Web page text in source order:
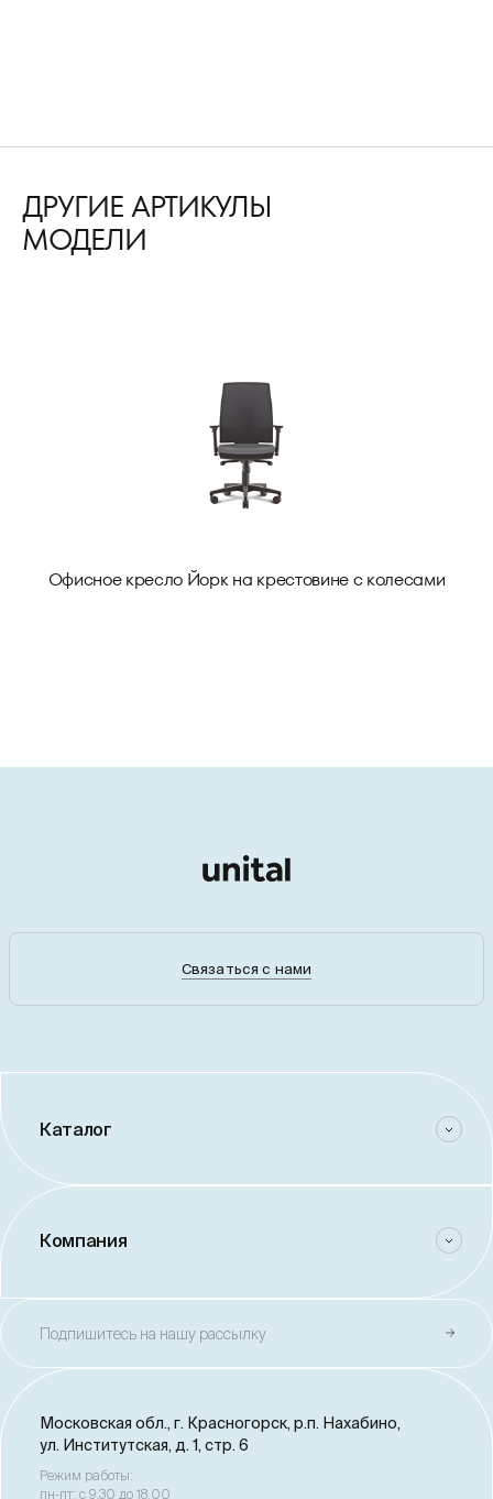
ДРУГИЕ АРТИКУЛЫ
МОДЕЛИ
Офисное кресло Йорк на крестовине с колесами
Связаться с нами
Каталог
Компания
Подпишитесь на нашу рассылку
Московская обл., г. Красногорск, р.п. Нахабино,
ул. Институтская, д. 1, стр. 6
Режим работы:
пн-пт: с 9.30 до 18.00